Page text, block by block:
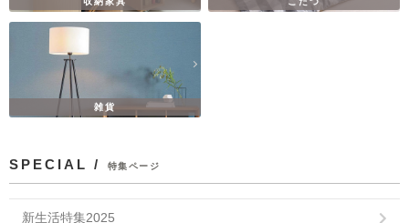
雑貨
SPECIAL / 特集ページ
新生活特集2025